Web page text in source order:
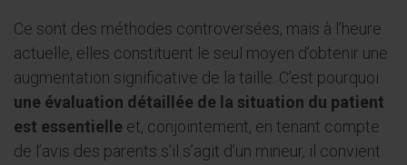
Ce sont des méthodes controversées, mais à l’heure
actuelle, elles constituent le seul moyen d’obtenir une
augmentation significative de la taille. C’est pourquoi
une évaluation détaillée de la situation du patient
est essentielle et, conjointement, en tenant compte
de l’avis des parents s’il s’agit d’un mineur, il convient